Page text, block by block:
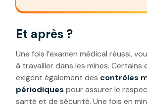
Et après ?
Une fois l’examen médical réussi,
à travailler dans les mines. Certains
exigent également des contrôles
périodiques pour assurer le
santé et de sécurité. Une fois en